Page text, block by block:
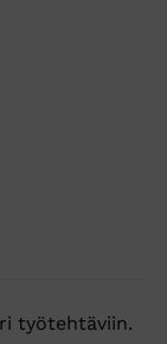
työtehtäviin.